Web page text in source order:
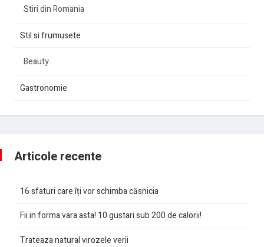
Stiri din Romania
Stil si frumusete
Beauty
Gastronomie
Articole recente
16 sfaturi care îți vor schimba căsnicia
Fii in forma vara asta! 10 gustari sub 200 de calorii!
Trateaza natural virozele verii